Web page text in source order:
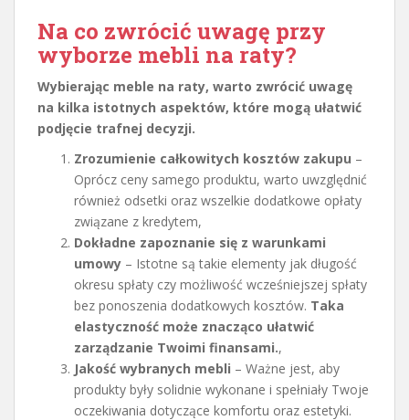
Na co zwrócić uwagę przy
wyborze mebli na raty?
Wybierając meble na raty, warto zwrócić uwagę
na kilka istotnych aspektów, które mogą ułatwić
podjęcie trafnej decyzji.
Zrozumienie całkowitych kosztów zakupu –
Oprócz ceny samego produktu, warto uwzględnić
również odsetki oraz wszelkie dodatkowe opłaty
związane z kredytem,
Dokładne zapoznanie się z warunkami
umowy – Istotne są takie elementy jak długość
okresu spłaty czy możliwość wcześniejszej spłaty
bez ponoszenia dodatkowych kosztów. Taka
elastyczność może znacząco ułatwić
zarządzanie Twoimi finansami.,
Jakość wybranych mebli – Ważne jest, aby
produkty były solidnie wykonane i spełniały Twoje
oczekiwania dotyczące komfortu oraz estetyki.